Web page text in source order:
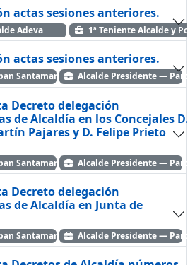
actas sesiones anteriores.
Alcalde Adeva 1ª Teniente Alcalde y
actas sesiones anteriores.
Santamaría Alcalde Presidente —
Decreto delegación
de Alcaldía en los Concejales D.
y D. Felipe Prieto
Santamaría Alcalde Presidente —
Decreto delegación
de Alcaldía en Junta de
Santamaría Alcalde Presidente —